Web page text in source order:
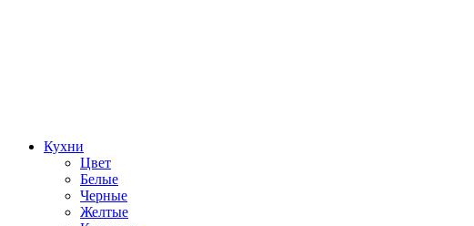
Кухни
Цвет
Белые
Черные
Желтые